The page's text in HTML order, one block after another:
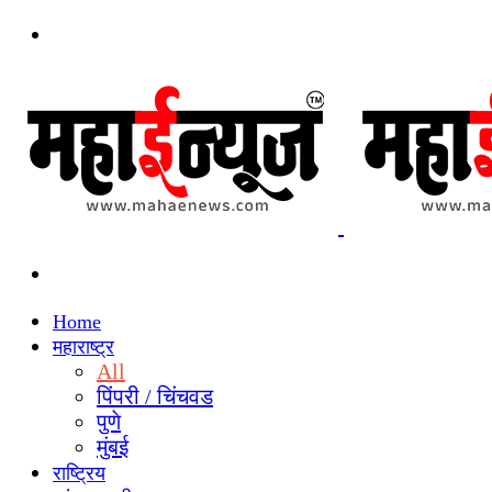
Home
महाराष्ट्र
All
पिंपरी / चिंचवड
पुणे
मुंबई
राष्ट्रिय